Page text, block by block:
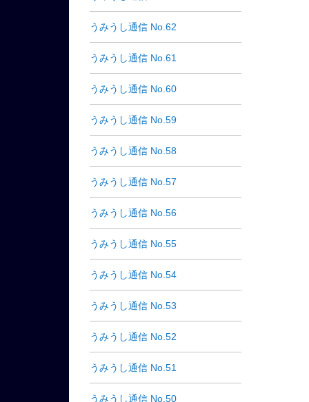
うみうし通信 No.62
うみうし通信 No.61
うみうし通信 No.60
うみうし通信 No.59
うみうし通信 No.58
うみうし通信 No.57
うみうし通信 No.56
うみうし通信 No.55
うみうし通信 No.54
うみうし通信 No.53
うみうし通信 No.52
うみうし通信 No.51
うみうし通信 No.50